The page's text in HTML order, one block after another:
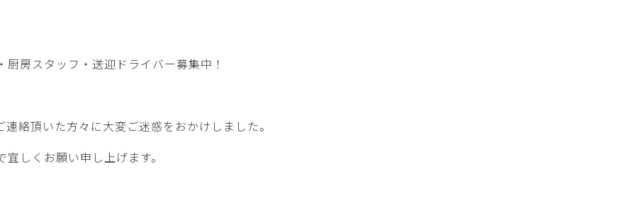
房スタッフ・送迎ドライバー募集中！
絡頂いた方々に大変ご迷惑をおかけしました。
しくお願い申し上げます。